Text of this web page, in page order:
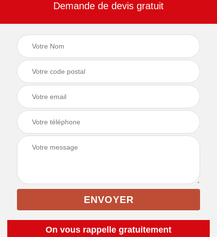
Demande de devis gratuit
On vous rappelle gratuitement